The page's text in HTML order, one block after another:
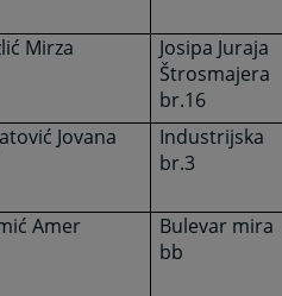
Mirza
Josipa Juraja
Štrosmajera
br.16
Jovana
Industrijska
br.3
Amer
Bulevar mira
bb